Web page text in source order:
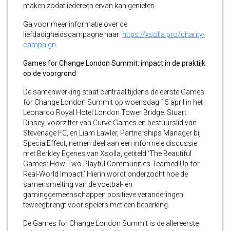
maken zodat iedereen ervan kan genieten.
Ga voor meer informatie over de
liefdadigheidscampagne naar: https://xsolla.pro/charity-
campaign
Games for Change London Summit: impact in de praktijk
op de voorgrond
De samenwerking staat centraal tijdens de eerste Games
for Change London Summit op woensdag 15 april in het
Leonardo Royal Hotel London Tower Bridge. Stuart
Dinsey, voorzitter van Curve Games en bestuurslid van
Stevenage FC, en Liam Lawler, Partnerships Manager bij
SpecialEffect, nemen deel aan een informele discussie
met Berkley Egenes van Xsolla, getiteld ‘The Beautiful
Games: How Two Playful Communities Teamed Up for
Real-World Impact.’ Hierin wordt onderzocht hoe de
samensmelting van de voetbal- en
gaminggemeenschappen positieve veranderingen
teweegbrengt voor spelers met een beperking.
De Games for Change London Summit is de allereerste